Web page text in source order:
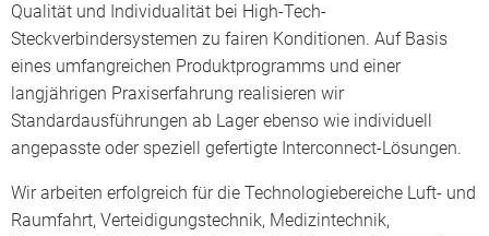
Qualität und Individualität bei High-Tech-
Steckverbindersystemen zu fairen Konditionen. Auf Basis
eines umfangreichen Produktprogramms und einer
langjährigen Praxiserfahrung realisieren wir
Standardausführungen ab Lager ebenso wie individuell
angepasste oder speziell gefertigte Interconnect-Lösungen.
Wir arbeiten erfolgreich für die Technologiebereiche Luft- und
Raumfahrt, Verteidigungstechnik, Medizintechnik,